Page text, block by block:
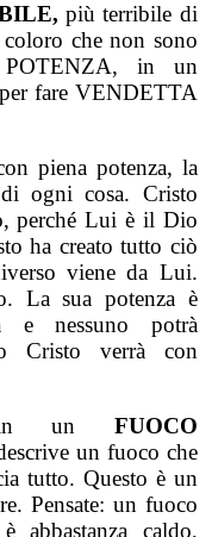
più terribile di
che non sono
in un
per fareVENDETTA
piena potenza, la
ogni cosa. Cristo
perché Lui è il Dio
ha creato tutto ciò
viene da Lui.
La sua potenza è
e nessuno potrà
Cristo verràcon
in un FUOCO
un fuoco che
tutto. Questo è un
Pensate: un fuoco
abbastanza caldo,